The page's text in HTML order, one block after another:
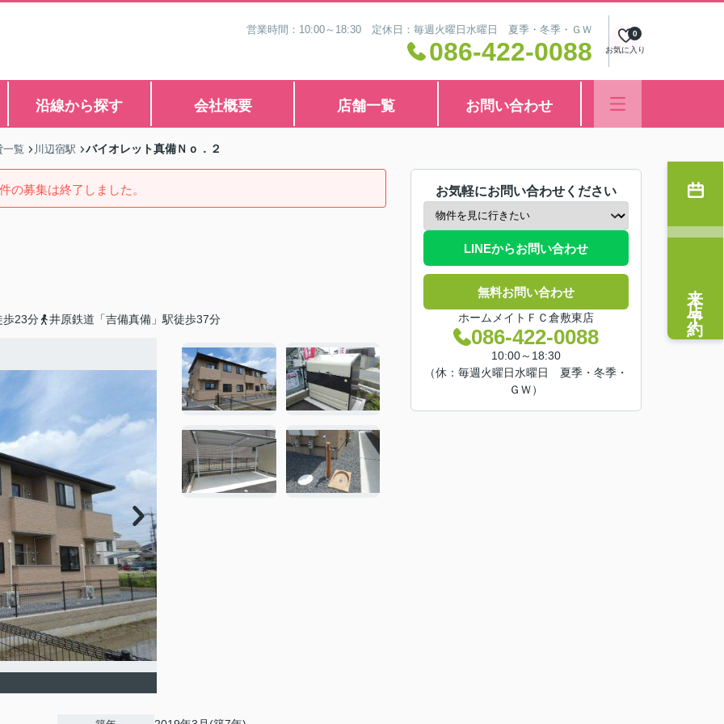
営業時間：10:00～18:30 定休日：毎週火曜日水曜日 夏季・冬季・ＧＷ
086-422-0088 お気に入り
0
沿線から探す 会社概要 店舗一覧 お問い合わせ
一覧 川辺宿駅 バイオレット真備Ｎｏ．２
の募集は終了しました。
歩23分 井原鉄道「吉備真備」駅徒歩37分
お気軽にお問い合わせください
LINEからお問い合わせ
無料お問い合わせ
ホームメイトＦＣ倉敷東店
086-422-0088
10:00～18:30
（休：毎週火曜日水曜日 夏季・冬季・
ＧＷ）
来店予約